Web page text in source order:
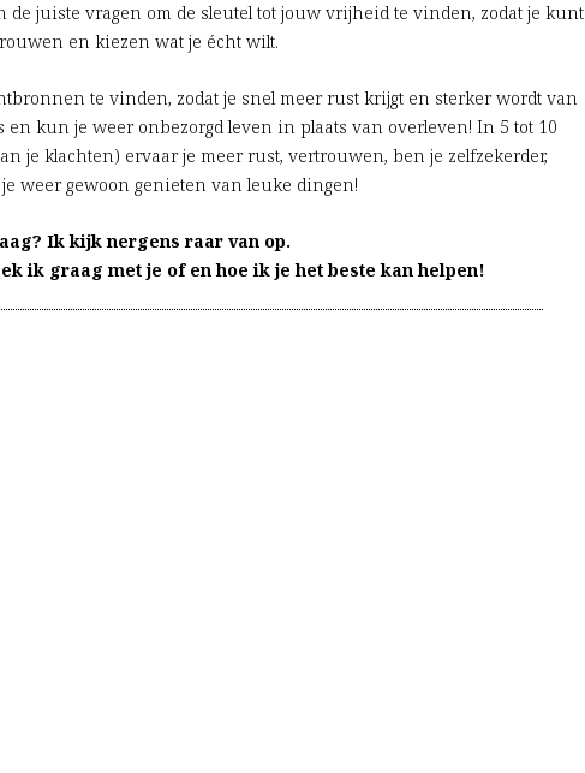
juiste vragen om de sleutel tot jouw vrijheid te vinden, zodat je kunt
en kiezen wat je écht wilt.
te vinden, zodat je snel meer rust krijgt en sterker wordt van
kun je weer onbezorgd leven in plaats van overleven! In 5 tot 10
je klachten) ervaar je meer rust, vertrouwen, ben je zelfzekerder,
weer gewoon genieten van leuke dingen!
Ik kijk nergens raar van op.
ik graag met je of en hoe ik je het beste kan helpen!